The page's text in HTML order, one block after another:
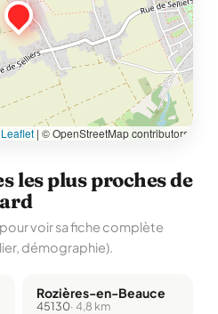
Leaflet | © OpenStreetMap contributors
les plus proches de
voir sa fiche complète
démographie).
Rozières-en-Beauce
45130· 4,8 km